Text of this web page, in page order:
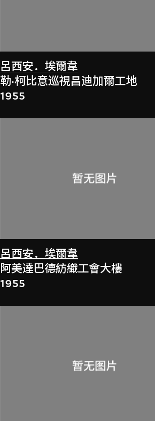
呂西安．埃爾韋
勒·柯比意巡視昌迪加爾工地
1955
呂西安．埃爾韋
阿美達巴德紡織工會大樓
1955